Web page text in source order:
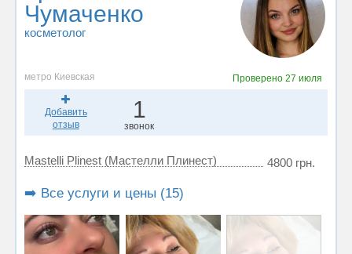
Чумаченко
косметолог
метро Киевская Проверено 27 июля
Добавить
отзыв
1
звонок
Mastelli Plinest (Мастелли Плинест) 4800 грн.
➡️ Все услуги и цены (15)